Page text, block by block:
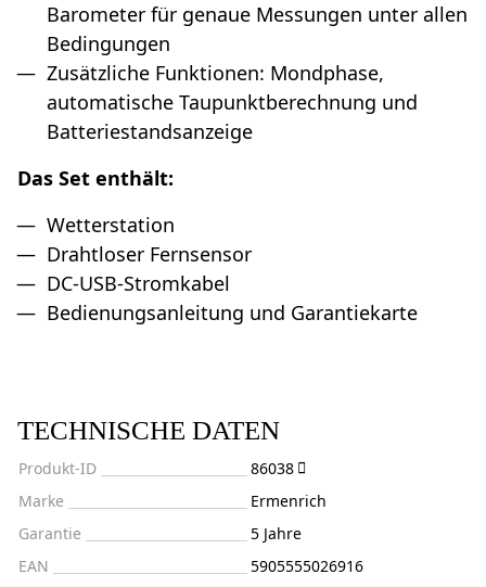
Barometer für genaue Messungen unter allen
Bedingungen
Zusätzliche Funktionen: Mondphase,
automatische Taupunktberechnung und
Batteriestandsanzeige
Das Set enthält:
Wetterstation
Drahtloser Fernsensor
DC-USB-Stromkabel
Bedienungsanleitung und Garantiekarte
TECHNISCHE DATEN
Produkt-ID
86038
Marke
Ermenrich
Garantie
5 Jahre
EAN
5905555026916